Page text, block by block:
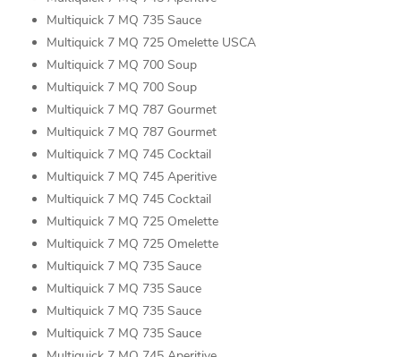
Multiquick 7 MQ 735 Sauce
Multiquick 7 MQ 725 Omelette USCA
Multiquick 7 MQ 700 Soup
Multiquick 7 MQ 700 Soup
Multiquick 7 MQ 787 Gourmet
Multiquick 7 MQ 787 Gourmet
Multiquick 7 MQ 745 Cocktail
Multiquick 7 MQ 745 Aperitive
Multiquick 7 MQ 745 Cocktail
Multiquick 7 MQ 725 Omelette
Multiquick 7 MQ 725 Omelette
Multiquick 7 MQ 735 Sauce
Multiquick 7 MQ 735 Sauce
Multiquick 7 MQ 735 Sauce
Multiquick 7 MQ 735 Sauce